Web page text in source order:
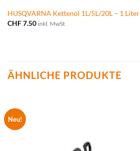
HUSQVARNA Kettenöl 1L/5L/20L – 1 Liter
CHF7.50 inkl. MwSt
ÄHNLICHE PRODUKTE
Neu!